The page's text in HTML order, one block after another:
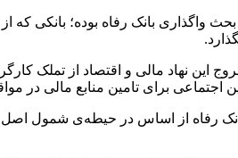
واگذاری بانک رفاه بوده؛ بانکی
بر ۳۳ درصدِ بانک رفاه، به معنای خروج این نهاد
اجتماعی برای تامین منابع مالی